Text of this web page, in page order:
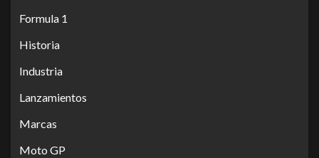
Formula 1
Historia
Industria
Lanzamientos
Marcas
Moto GP